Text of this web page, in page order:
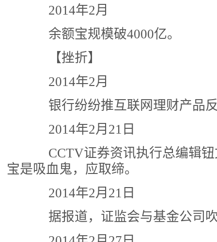
2014年2月
余额宝规模破4000亿。
【挫折】
2014年2月
银行纷纷推互联网理财产品
2014年2月21日
CCTV证券资讯执行总编辑钮
宝是吸血鬼，应取缔。
2014年2月21日
据报道，证监会与基金公司吹